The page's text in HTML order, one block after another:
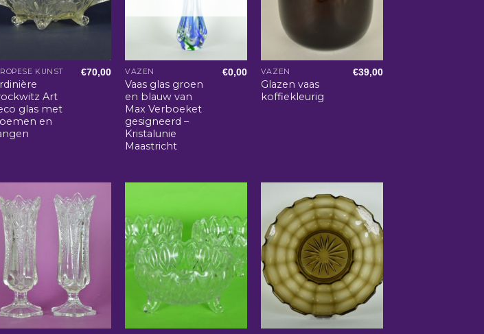
KUNST
Art
glas met
en
€70,00 VAZEN
Vaas glas groen
en blauw van
Max Verboeket
gesigneerd –
Kristalunie
Maastricht
€0,00 VAZEN
Glazen vaas
koffiekleurig
€39,00